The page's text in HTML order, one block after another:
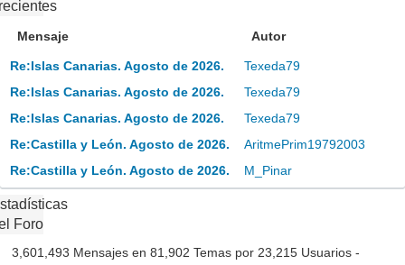
Mensaje Autor
Re:Islas Canarias. Agosto de 2026.
Texeda79
Re:Islas Canarias. Agosto de 2026.
Texeda79
Re:Islas Canarias. Agosto de 2026.
Texeda79
Re:Castilla y León. Agosto de 2026.
AritmePrim19792003
Re:Castilla y León. Agosto de 2026.
M_Pinar
Foro
3,601,493 Mensajes en 81,902 Temas por 23,215 Usuarios -